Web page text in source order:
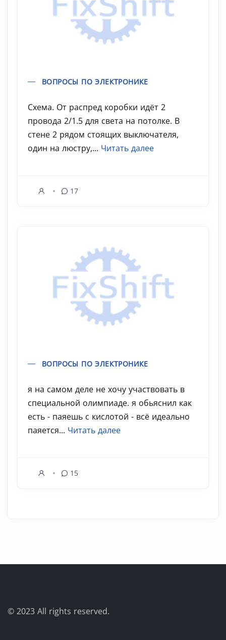
ВОПРОСЫ ПО ЭЛЕКТРОНИКЕ
Схема. От распред коробки идёт 2
провода 2/1.5 для света на потолке. В
стене 2 рядом стоящих выключателя,
один на люстру,... Читать далее
17
ВОПРОСЫ ПО ЭЛЕКТРОНИКЕ
я на самом деле не хочу участвовать в
специальной олимпиаде. я обьяснил как
есть - паяешь с кислотой - всё идеально
паяется... Читать далее
15
© 2023 All rights reserved.